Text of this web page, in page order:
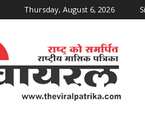
Thursday, August 6, 2026